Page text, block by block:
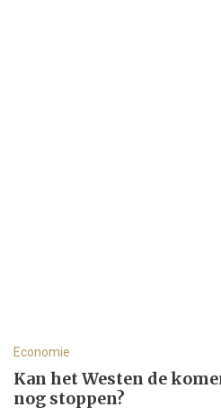
Economie
Kan het Westen de
nog stoppen?